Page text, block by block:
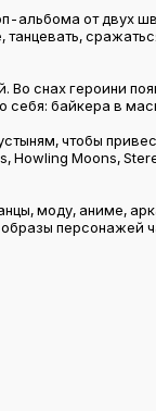
альбома от двух
снах героини
себя: байкера в
чтобы
Howling Moons,
моду, аниме,
персонажей